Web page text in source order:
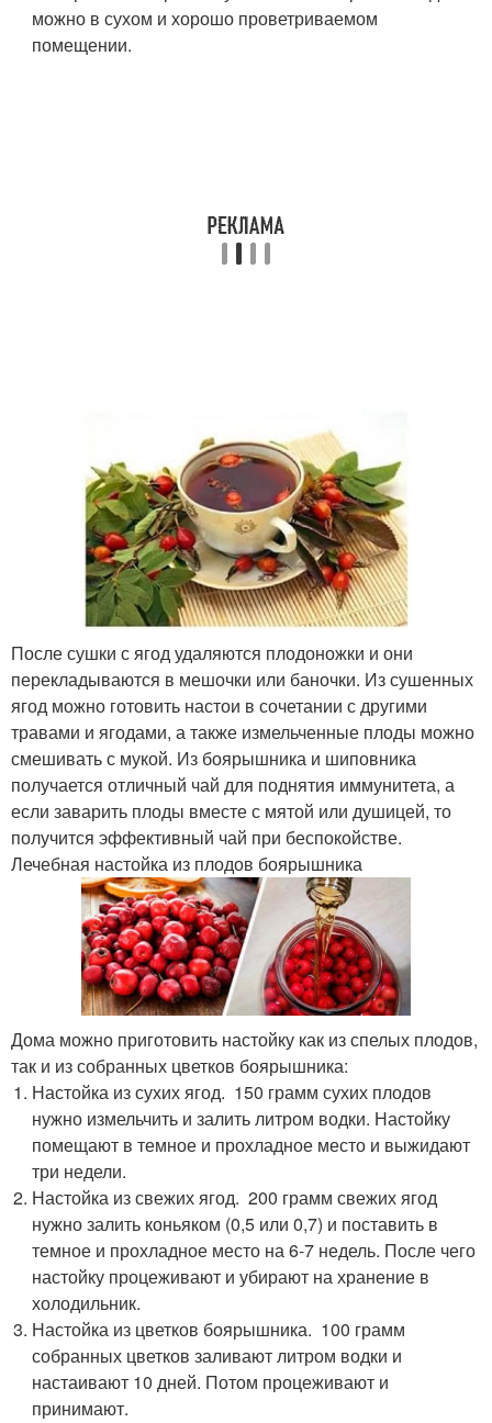
можно в сухом и хорошо проветриваемом
помещении.
После сушки с ягод удаляются плодоножки и они
перекладываются в мешочки или баночки. Из сушенных
ягод можно готовить настои в сочетании с другими
травами и ягодами, а также измельченные плоды можно
смешивать с мукой. Из боярышника и шиповника
получается отличный чай для поднятия иммунитета, а
если заварить плоды вместе с мятой или душицей, то
получится эффективный чай при беспокойстве.
Лечебная настойка из плодов боярышника
Дома можно приготовить настойку как из спелых плодов,
так и из собранных цветков боярышника:
Настойка из сухих ягод. 150 грамм сухих плодов
нужно измельчить и залить литром водки. Настойку
помещают в темное и прохладное место и выжидают
три недели.
Настойка из свежих ягод. 200 грамм свежих ягод
нужно залить коньяком (0,5 или 0,7) и поставить в
темное и прохладное место на 6-7 недель. После чего
настойку процеживают и убирают на хранение в
холодильник.
Настойка из цветков боярышника. 100 грамм
собранных цветков заливают литром водки и
настаивают 10 дней. Потом процеживают и
принимают.